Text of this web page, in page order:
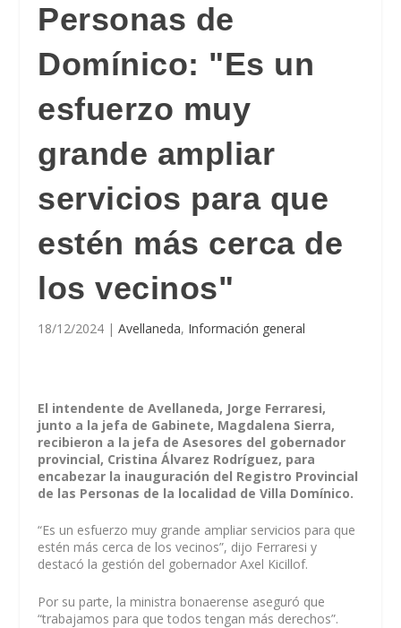
Personas de
Domínico: "Es un
esfuerzo muy
grande ampliar
servicios para que
estén más cerca de
los vecinos"
18/12/2024 |Avellaneda, Información general
El intendente de Avellaneda, Jorge Ferraresi,
junto a la jefa de Gabinete, Magdalena Sierra,
recibieron a la jefa de Asesores del gobernador
provincial, Cristina Álvarez Rodríguez, para
encabezar la inauguración del Registro Provincial
de las Personas de la localidad de Villa Domínico.
“Es un esfuerzo muy grande ampliar servicios para que
estén más cerca de los vecinos”, dijo Ferraresi y
destacó la gestión del gobernador Axel Kicillof.
Por su parte, la ministra bonaerense aseguró que
“trabajamos para que todos tengan más derechos”.